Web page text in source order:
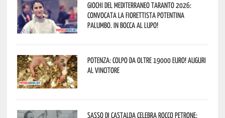
Giochi del Mediterraneo Taranto 2026:
convocata la fiorettista potentina
Palumbo. In bocca al lupo!
Potenza: colpo da oltre 19000 Euro! Auguri
al vincitore
Sasso di Castalda celebra Rocco Petrone: